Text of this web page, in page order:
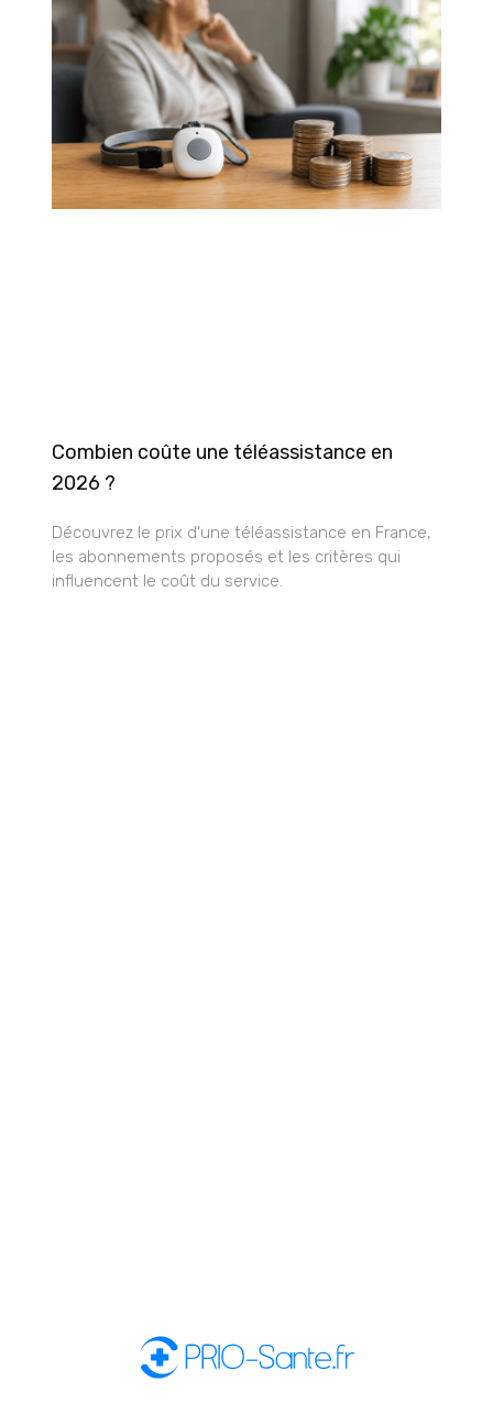
Combien coûte une téléassistance en
2026 ?
Découvrez le prix d’une téléassistance en France,
les abonnements proposés et les critères qui
influencent le coût du service.